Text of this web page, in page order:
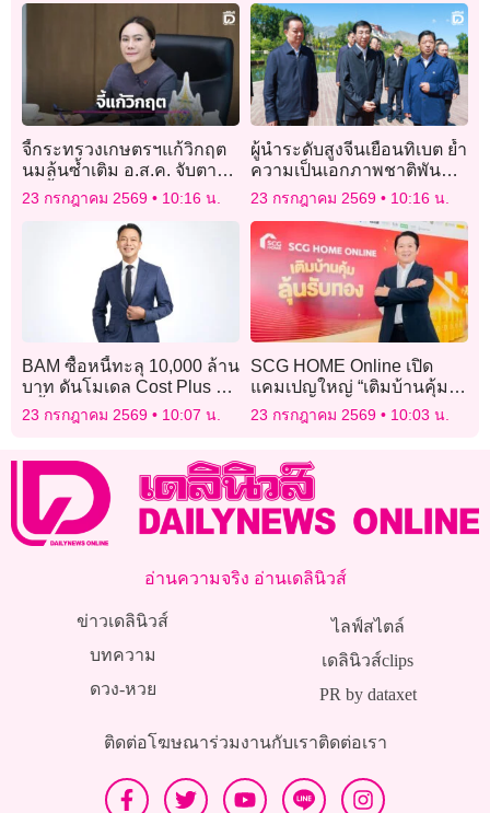
จี้กระทรวงเกษตรฯแก้วิกฤต
นมล้นซ้ำเติม อ.ส.ค. จับตาปม
รับน้ำนมเกิน MOU
23 กรกฎาคม 2569 10:16 น.
ผู้นำระดับสูงจีนเยือนทิเบต ย้ำ
ความเป็นเอกภาพชาติพันธุ์
และเสถียรภาพ
23 กรกฎาคม 2569 10:16 น.
BAM ซื้อหนี้ทะลุ 10,000 ล้าน
บาท ดันโมเดล Cost Plus ปิด
หนี้ไว
23 กรกฎาคม 2569 10:07 น.
SCG HOME Online เปิด
แคมเปญใหญ่ “เติมบ้านคุ้ม
ลุ้นรับทอง” คืนกำไรลูกค้า
ระหว่างเดือน ก.ค.- พ.ย. 69
23 กรกฎาคม 2569 10:03 น.
อ่านความจริง อ่านเดลินิวส์
ข่าวเดลินิวส์
บทความ
ดวง-หวย
ไลฟ์สไตล์
เดลินิวส์clips
PR by dataxet
ติดต่อโฆษณาร่วมงานกับเราติดต่อเรา